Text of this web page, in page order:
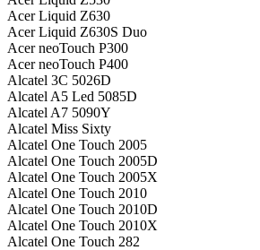
Acer Liquid Z630
Acer Liquid Z630S Duo
Acer neoTouch P300
Acer neoTouch P400
Alcatel 3C 5026D
Alcatel A5 Led 5085D
Alcatel A7 5090Y
Alcatel Miss Sixty
Alcatel One Touch 2005
Alcatel One Touch 2005D
Alcatel One Touch 2005X
Alcatel One Touch 2010
Alcatel One Touch 2010D
Alcatel One Touch 2010X
Alcatel One Touch 282